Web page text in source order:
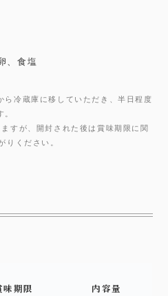
、⾷塩
冷蔵庫に移していただき、半日程度
すが、開封された後は賞味期限に関
りください。
味期限 内容量